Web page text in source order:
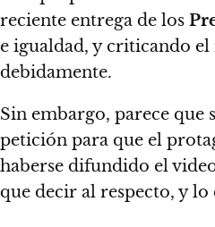
reciente entrega de los
e igualdad, y criticando el
debidamente.
Sin embargo, parece que
petición para que el
haberse difundido el
que decir al respecto, y lo